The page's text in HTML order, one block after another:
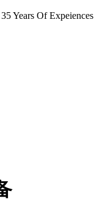
Years Of Expeiences